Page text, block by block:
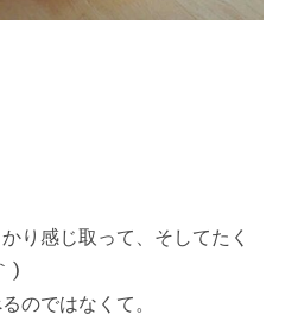
り感じ取って、そしてたく
)
のではなくて。